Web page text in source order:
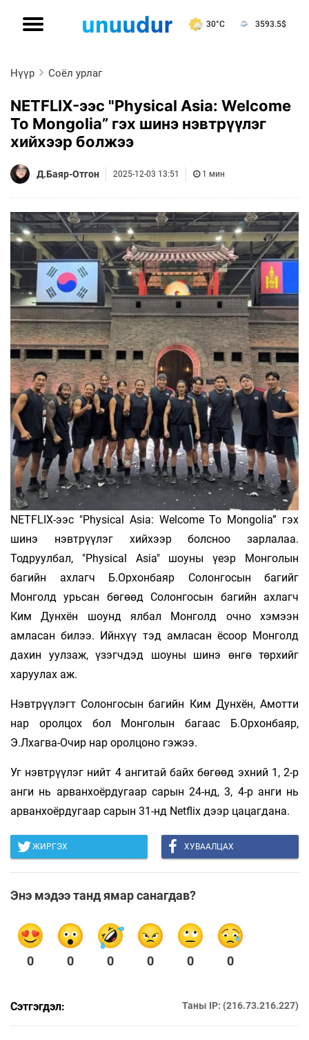
30°C 3593.5$
Нүүр Соёл урлаг
NETFLIX-ээс "Physical Asia: Welcome
To Mongolia” гэх шинэ нэвтрүүлэг
хийхээр болжээ
Д.Баяр-Отгон 2025-12-03 13:51 1 мин
NETFLIX-ээс "Physical Asia: Welcome To Mongolia” гэх
шинэ нэвтрүүлэг хийхээр болсноо зарлалаа.
Тодруулбал, "Physical Asia" шоуны үеэр Монголын
багийн ахлагч Б.Орхонбаяр Солонгосын багийг
Монголд урьсан бөгөөд Солонгосын багийн ахлагч
Ким Дунхён шоунд ялбал Монголд очно хэмээн
амласан билээ. Ийнхүү тэд амласан ёсоор Монголд
дахин уулзаж, үзэгчдэд шоуны шинэ өнгө төрхийг
харуулах аж.
Нэвтрүүлэгт Солонгосын багийн Ким Дунхён, Амотти
нар оролцох бол Монголын багаас Б.Орхонбаяр,
Э.Лхагва-Очир нар оролцоно гэжээ.
Уг нэвтрүүлэг нийт 4 ангитай байх бөгөөд эхний 1, 2-р
анги нь арванхоёрдугаар сарын 24-нд, 3, 4-р анги нь
арванхоёрдугаар сарын 31-нд Netflix дээр цацагдана.
ЖИРГЭХ ХУВААЛЦАХ
Энэ мэдээ танд ямар санагдав?
0 0 0 0 0 0
Сэтгэгдэл: Таны IP: (216.73.216.227)